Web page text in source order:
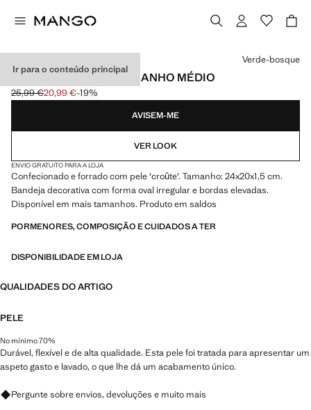
Ir para o conteúdo principal
BANDEJA DE PELE TAMANHO MÉDIO
Preço inicial riscado [25,99 € ]
25,99 €
Preço atual [20,99 € ]
20,99 €-19%
Selecione uma cor
Verde-bosque
AVISEM-ME
VER LOOK
ENVIO GRATUITO PARA A LOJA
Confecionado e forrado com pele 'croûte'. Tamanho: 24x20x1,5 cm.
Bandeja decorativa com forma oval irregular e bordas elevadas.
Disponível em mais tamanhos. Produto em saldos
PORMENORES, COMPOSIÇÃO E CUIDADOS A TER
DISPONIBILIDADE EM LOJA
QUALIDADES DO ARTIGO
PELE
No mínimo 70%
Durável, flexível e de alta qualidade. Esta pele foi tratada para apresentar um
aspeto gasto e lavado, o que lhe dá um acabamento único.
Pergunte sobre envios, devoluções e muito mais